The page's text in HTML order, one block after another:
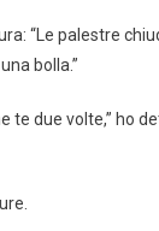
“Le palestre
bolla.”
te due volte,” ho